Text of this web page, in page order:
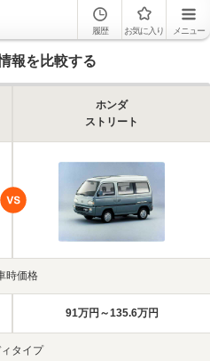
履歴 お気に入り メニュー
報を比較する
ホンダ
ストリート
時価格
91万円～135.6万円
タイプ